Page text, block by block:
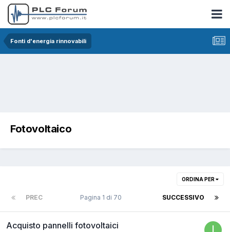
Fonti d'energia rinnovabili
Fotovoltaico
ORDINA PER
PREC SUCCESSIVO
Pagina 1 di 70
Acquisto pannelli fotovoltaici